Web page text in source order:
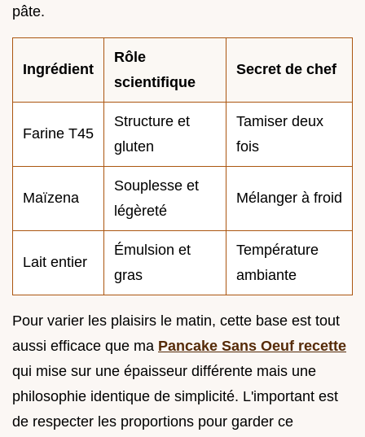
pâte.
Ingrédient
Rôle
scientifique
Secret de chef
Farine T45
Structure et
gluten
Tamiser deux
fois
Maïzena
Souplesse et
légèreté
Mélanger à froid
Lait entier
Émulsion et
gras
Température
ambiante
Pour varier les plaisirs le matin, cette base est tout
aussi efficace que ma Pancake Sans Oeuf recette
qui mise sur une épaisseur différente mais une
philosophie identique de simplicité. L'important est
de respecter les proportions pour garder ce